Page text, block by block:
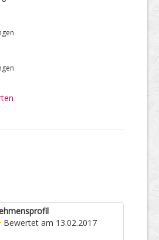
Bewertet am 13.02.2017